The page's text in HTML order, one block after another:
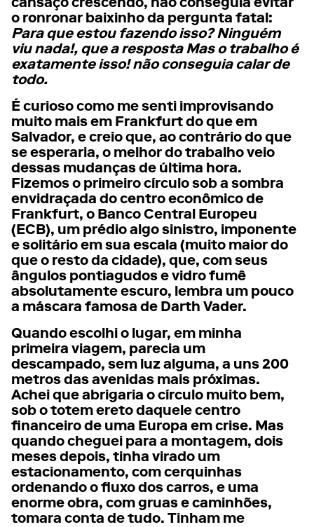
cansaço crescendo, não conseguia evitar
o ronronar baixinho da pergunta fatal:
Para que estou fazendo isso? Ninguém
viu nada!, que a resposta Mas o trabalho é
exatamente isso! não conseguia calar de
todo.
É curioso como me senti improvisando
muito mais em Frankfurt do que em
Salvador, e creio que, ao contrário do que
se esperaria, o melhor do trabalho veio
dessas mudanças de última hora.
Fizemos o primeiro círculo sob a sombra
envidraçada do centro econômico de
Frankfurt, o Banco Central Europeu
(ECB), um prédio algo sinistro, imponente
e solitário em sua escala (muito maior do
que o resto da cidade), que, com seus
ângulos pontiagudos e vidro fumê
absolutamente escuro, lembra um pouco
a máscara famosa de Darth Vader.
Quando escolhi o lugar, em minha
primeira viagem, parecia um
descampado, sem luz alguma, a uns 200
metros das avenidas mais próximas.
Achei que abrigaria o círculo muito bem,
sob o totem ereto daquele centro
financeiro de uma Europa em crise. Mas
quando cheguei para a montagem, dois
meses depois, tinha virado um
estacionamento, com cerquinhas
ordenando o fluxo dos carros, e uma
enorme obra, com gruas e caminhões,
tomara conta de tudo. Tinham me